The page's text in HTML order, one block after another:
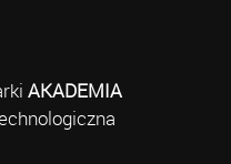
AKADEMIA